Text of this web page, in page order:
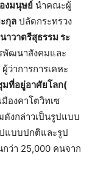
งมนุษย์ นำคณะผู้
กุล ปลัดกระทรวง
นาวาตรีสุธรรม ระ
พัฒนาสังคมและ
ผู้ว่าการการเคหะ
มที่อยู่อาศัยโลก(
องคาโตวิทเซ
ดังกล่าวเป็นรูปแบบ
แบบปกติและรูป
ว่า 25,000 คนจาก